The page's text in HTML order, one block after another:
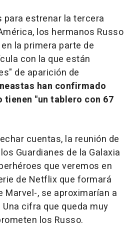
para estrenar la tercera
los hermanos Russo
la primera parte de
con la que están
de aparición de
han confirmado
tienen "un tablero con 67
cuentas, la reunión de
Guardianes de la Galaxia
que veremos en
de Netflix que formará
Marvel-, se aproximarían a
cifra que queda muy
los Russo.